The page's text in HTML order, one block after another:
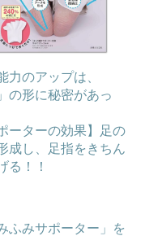
力のアップは、
の形に秘密があっ
ーターの効果】足の
成し、足指をきちん
る！！
ふみサポーター」を